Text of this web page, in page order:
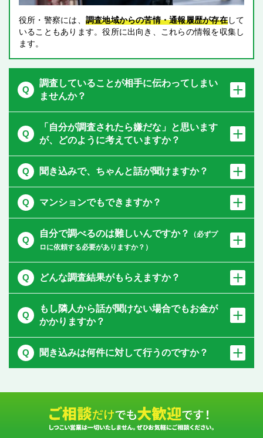
役所・警察には、 調査地域からの苦情・通報履歴が存在して
いることもあります。役所に出向き、これらの情報を収集し
ます。
調査していることが相手に伝わってしまい
ませんか？
「自分が調査されたら嫌だな」と思います
が、
どのように考えていますか？
聞き込みで、ちゃんと話が聞けますか？
マンションでもできますか？
自分で調べるのは難しいんですか？
（必ずプ
ロに依頼する必要がありますか？）
どんな調査結果がもらえますか？
もし隣人から話が聞けない場合でもお金が
かかりますか？
聞き込みは何件に対して行うのですか？